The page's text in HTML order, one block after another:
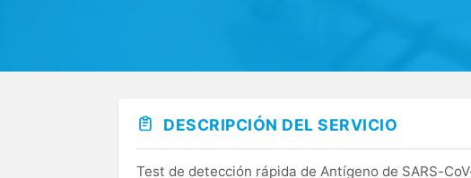
DESCRIPCIÓN DEL SERVICIO
Test de detección rápida de Antígeno de SARS-